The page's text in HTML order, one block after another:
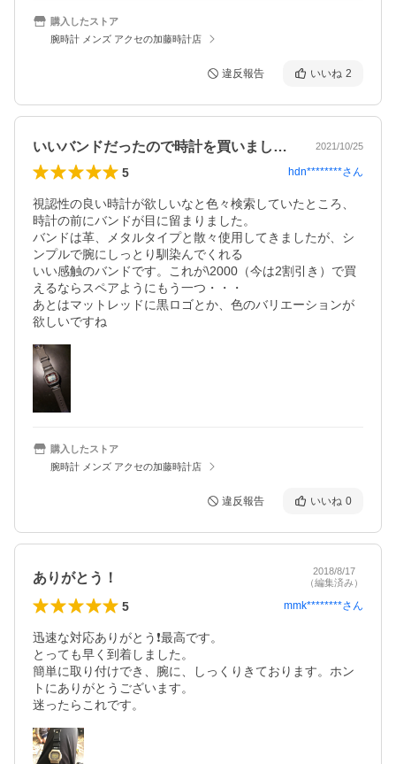
購入したストア
腕時計 メンズ アクセの加藤時計店
違反報告 いいね 2
いいバンドだったので時計を買いましたw 2021/10/25
5 hdn********さん
視認性の良い時計が欲しいなと色々検索していたところ、
時計の前にバンドが目に留まりました。
バンドは革、メタルタイプと散々使用してきましたが、シ
ンプルで腕にしっとり馴染んでくれる
いい感触のバンドです。これが\2000（今は2割引き）で買
えるならスペアようにもう一つ・・・
あとはマットレッドに黒ロゴとか、色のバリエーションが
欲しいですね
購入したストア
腕時計 メンズ アクセの加藤時計店
違反報告 いいね 0
ありがとう！
2018/8/17
（編集済み）
5 mmk********さん
迅速な対応ありがとう❗️最高です。
とっても早く到着しました。
簡単に取り付けでき、腕に、しっくりきております。ホン
トにありがとうございます。
迷ったらこれです。